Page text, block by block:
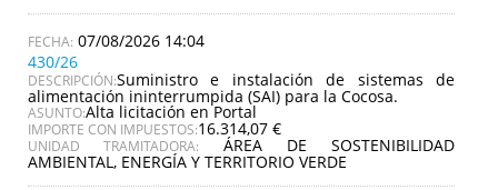
07/08/2026 14:04
430/26
DESCRIPCIÓN:Suministro e instalación de sistemas de
alimentación ininterrumpida (SAI) para la Cocosa.
ASUNTO:Alta licitación en Portal
IMPORTE CON IMPUESTOS:16.314,07 €
UNIDAD TRAMITADORA: ÁREA DE SOSTENIBILIDAD
AMBIENTAL, ENERGÍA Y TERRITORIO VERDE